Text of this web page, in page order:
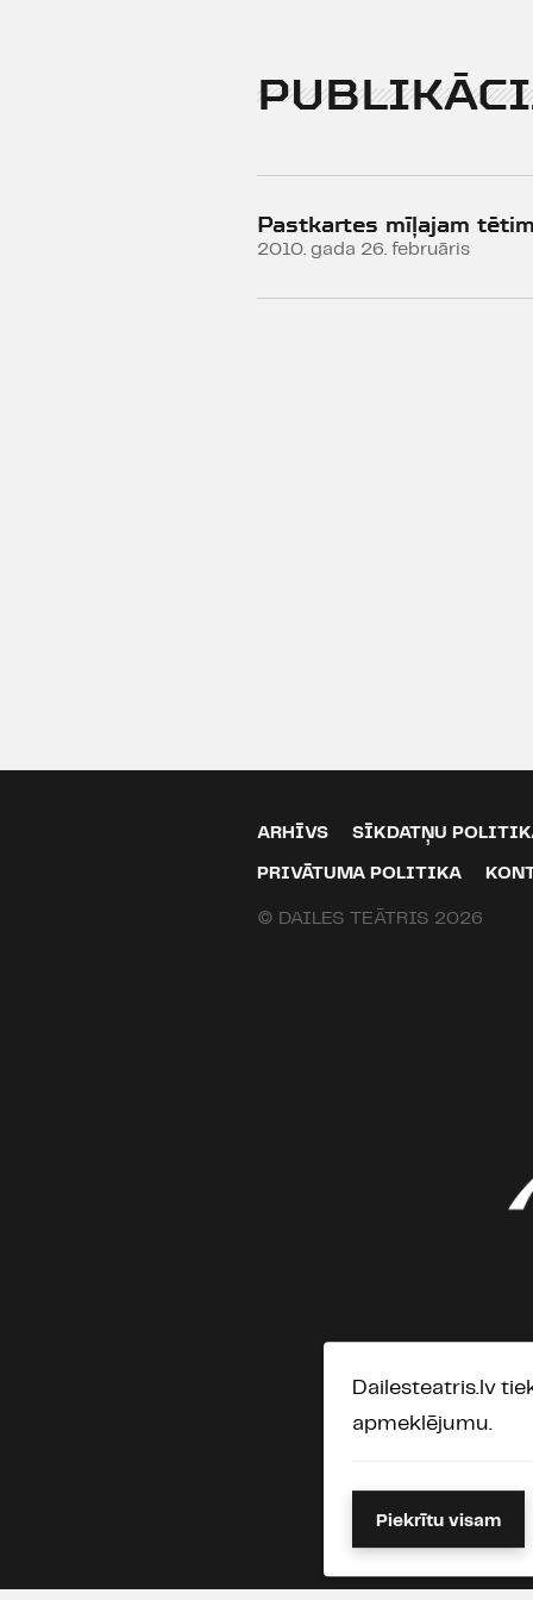
Pastkartes mīļajam
2010. gada 26. februāris
ARHĪVS SĪKDATŅU
PRIVĀTUMA POLITIKA
© DAILES TEĀTRIS 2026
Dailesteatris.lv
apmeklējumu.
Piekrītu visam